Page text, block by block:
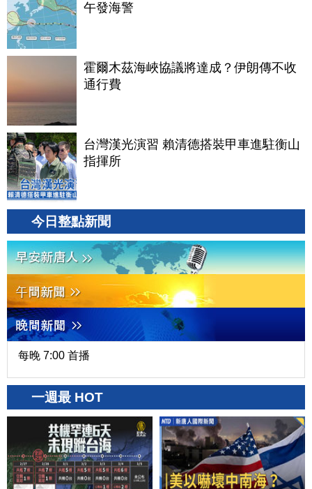
午發海警
霍爾木茲海峽協議將達成？伊朗傳不收
通行費
台灣漢光演習 賴清德搭裝甲車進駐衡山
指揮所
今日整點新聞
每晚 7:00 首播
一週最 HOT